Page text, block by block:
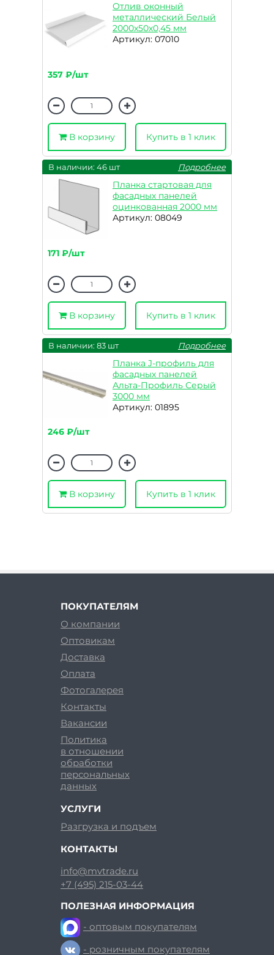
Отлив оконный
металлический Белый
2000х50х0,45 мм
Артикул: 07010
357 ₽/шт
В корзину Купить в 1 клик
В наличии: 46 шт Подробнее
Планка стартовая для
фасадных панелей
оцинкованная 2000 мм
Артикул: 08049
171 ₽/шт
В корзину Купить в 1 клик
В наличии: 83 шт Подробнее
Планка J-профиль для
фасадных панелей
Альта-Профиль Серый
3000 мм
Артикул: 01895
246 ₽/шт
В корзину Купить в 1 клик
ПОКУПАТЕЛЯМ
О компании
Оптовикам
Доставка
Оплата
Фотогалерея
Контакты
Вакансии
Политика
в отношении
обработки
персональных
данных
УСЛУГИ
Разгрузка и подъем
КОНТАКТЫ
info@mvtrade.ru
+7 (495) 215-03-44
ПОЛЕЗНАЯ ИНФОРМАЦИЯ
- оптовым покупателям
- розничным покупателям